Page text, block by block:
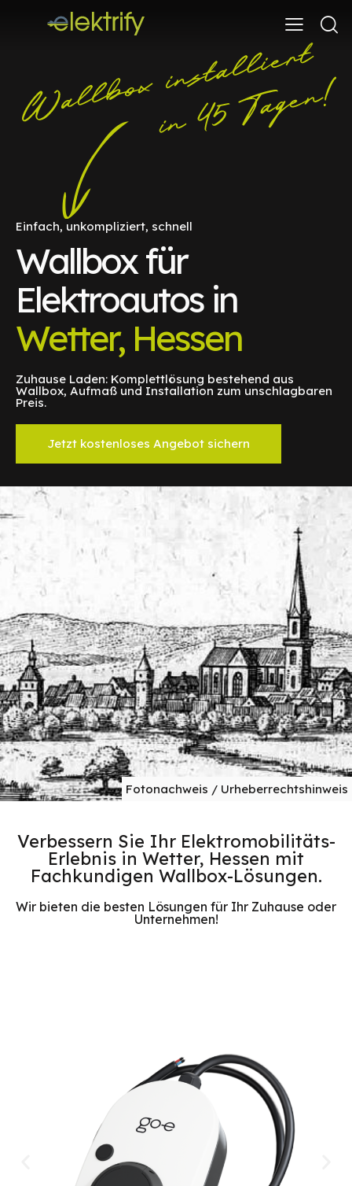
Einfach, unkompliziert, schnell
Wallbox für
Elektroautos in
Wetter, Hessen
Zuhause Laden: Komplettlösung bestehend aus
Wallbox, Aufmaß und Installation zum unschlagbaren
Preis.
Jetzt kostenloses Angebot sichern
Fotonachweis / Urheberrechtshinweis
Verbessern Sie Ihr Elektromobilitäts-
Erlebnis in Wetter, Hessen mit
Fachkundigen Wallbox-Lösungen.
Wir bieten die besten Lösungen für Ihr Zuhause oder
Unternehmen!